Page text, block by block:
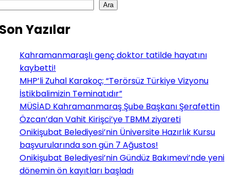
Ara
Yazılar
Kahramanmaraşlı genç doktor tatilde hayatını
kaybetti!
MHP’li Zuhal Karakoç; “Terörsüz Türkiye Vizyonu
İstikbalimizin Teminatıdır”
MÜSİAD Kahramanmaraş Şube Başkanı Şerafettin
Özcan’dan Vahit Kirişci’ye TBMM ziyareti
Onikişubat Belediyesi’nin Üniversite Hazırlık Kursu
başvurularında son gün 7 Ağustos!
Onikişubat Belediyesi’nin Gündüz Bakımevi’nde yeni
dönemin ön kayıtları başladı